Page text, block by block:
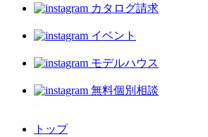
カタログ請求
イベント
モデルハウス
無料個別相談
トップ